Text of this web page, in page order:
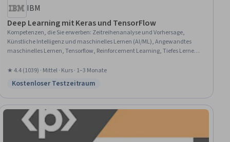
IBM
Deep Learning mit Keras und TensorFlow
Kompetenzen, die Sie erwerben: Zeitreihenanalyse und Vorhersage,
Künstliche Intelligenz und maschinelles Lernen (AI/ML), Angewandtes
maschinelles Lernen, Tensorflow, Reinforcement Learning, Tiefes Lernen,
übertragen, Modell Ausbildung, Modell-Optimierung, Generative
adversarische Netze (GANs), Generative Modellarchitekturen,
Faltungsneuronale Netze, Unüberwachtes Lernen
★ 4.4 (1039) · Mittel · Kurs · 1–3 Monate
Status: Kostenloser Testzeitraum
Kostenloser Testzeitraum